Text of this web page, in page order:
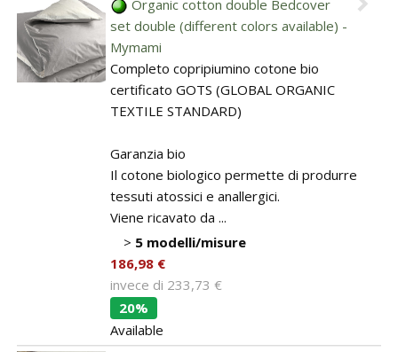
Organic cotton double Bedcover
set double (different colors available) -
Mymami
Completo copripiumino cotone bio
certificato GOTS (GLOBAL ORGANIC
TEXTILE STANDARD)
Garanzia bio
Il cotone biologico permette di produrre
tessuti atossici e anallergici.
Viene ricavato da ...
> 5 modelli/misure
186,98 €
invece di 233,73 €
20%
Available